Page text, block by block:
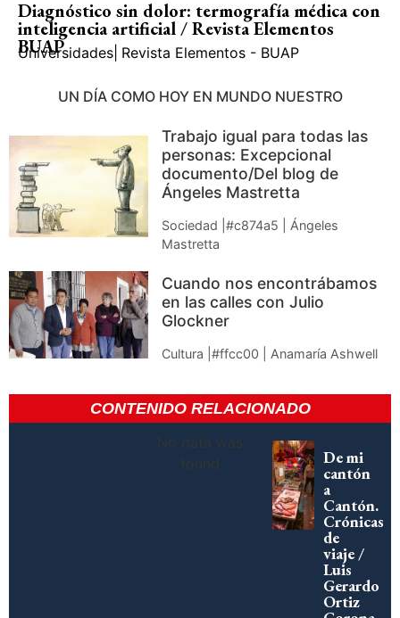
Diagnóstico sin dolor: termografía médica con
inteligencia artificial / Revista Elementos
BUAP
Universidades Revista Elementos - BUAP
UN DÍA COMO HOY EN MUNDO NUESTRO
Trabajo igual para todas las
personas: Excepcional
documento/Del blog de
Ángeles Mastretta
Sociedad |#c874a5 | Ángeles
Mastretta
Cuando nos encontrábamos
en las calles con Julio
Glockner
Cultura |#ffcc00 | Anamaría Ashwell
CONTENIDO RELACIONADO
No data was
found
De mi
cantón
a
Cantón.
Crónicas
de
viaje /
Luis
Gerardo
Ortiz